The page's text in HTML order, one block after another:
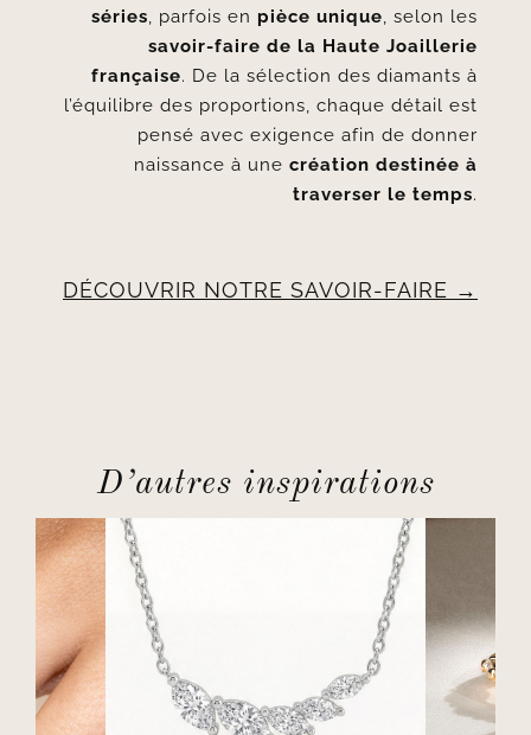
séries, parfois en pièce unique, selon les
savoir-faire de la Haute Joaillerie
française. De la sélection des diamants à
l’équilibre des proportions, chaque détail est
pensé avec exigence afin de donner
naissance à unecréation destinée à
traverser le temps.
DÉCOUVRIR NOTRE SAVOIR-FAIRE
D’autres inspirations